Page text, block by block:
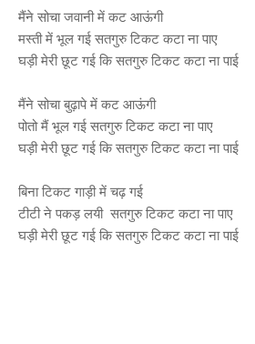
मैंने सोचा जवानी में कट आऊंगी
मस्ती में भूल गई सतगुरु टिकट कटा ना पाए
घड़ी मेरी छूट गई कि सतगुरु टिकट कटा ना पाई
मैंने सोचा बुढ़ापे में कट आऊंगी
पोतो मैं भूल गई सतगुरु टिकट कटा ना पाए
घड़ी मेरी छूट गई कि सतगुरु टिकट कटा ना पाई
बिना टिकट गाड़ी में चढ़ गई
टीटी ने पकड़ लयी सतगुरु टिकट कटा ना पाए
घड़ी मेरी छूट गई कि सतगुरु टिकट कटा ना पाई